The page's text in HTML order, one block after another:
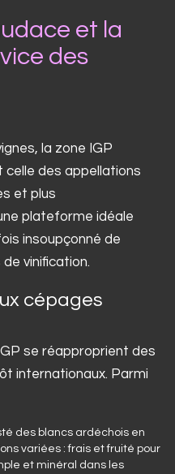
et la
des
la zone IGP
des appellations
et plus
plateforme idéale
insoupçonné de
vinification.
cépages
se réapproprient des
internationaux. Parmi
des blancs ardéchois en
variées : frais et fruité pour
et minéral dans les